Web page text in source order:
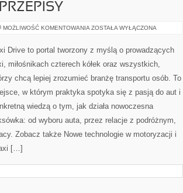
MOŻLIWOŚĆ KOMENTOWANIA PRAWO
PRZEPISY
ZOSTAŁA WYŁĄCZONA
Drive to portal tworzony z myślą o prowadzących
miłośnikach czterech kółek oraz wszystkich,
chcą lepiej zrozumieć branżę transportu osób. To
w którym praktyka spotyka się z pasją do aut i
wiedzą o tym, jak działa nowoczesna
od wyboru auta, przez relacje z podróżnym,
Zobacz także Nowe technologie w motoryzacji i
[…]